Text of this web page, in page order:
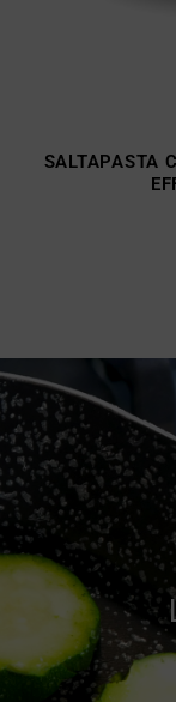
SALTAPASTA